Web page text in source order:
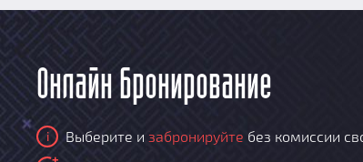
Онлайн бронирование
i Выберите и забронируйте без комиссии